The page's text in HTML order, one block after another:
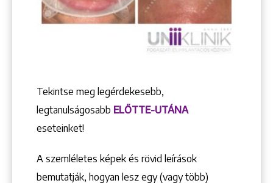
Tekintse meg legérdekesebb,
legtanulságosabb ELŐTTE-UTÁNA
eseteinket!
A szemléletes képek és rövid leírások
bemutatják, hogyan lesz egy (vagy több)